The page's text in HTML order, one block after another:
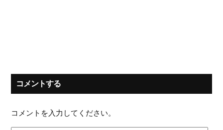
コメントする
コメントを入力してください。